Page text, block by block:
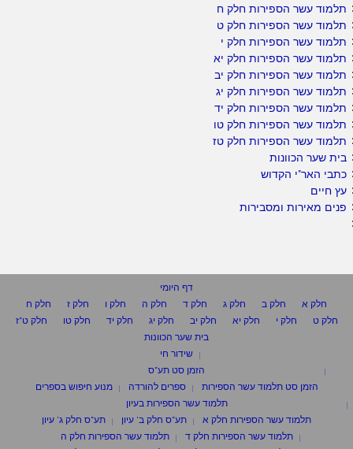
תלמוד עשר הספירות חלק ח
תלמוד עשר הספירות חלק ט
תלמוד עשר הספירות חלק י
תלמוד עשר הספירות חלק יא
תלמוד עשר הספירות חלק יב
תלמוד עשר הספירות חלק יג
תלמוד עשר הספירות חלק יד
תלמוד עשר הספירות חלק טו
תלמוד עשר הספירות חלק טז
בית שער הכוונות
כתבי האר"י הקדוש
עץ חיים
פנים מאירות ומסבירות
דף היומי
חלק א
חלק ב חלק ג חלק ד חלק ה חלק ו חלק ז
חלק ח
חלק ט
חלק י חלק יא חלק יב חלק יג חלק יד חלק טו
חלק ט"ז
בית שער הכוונות
שידור חי
הזמן סט תע"ס
הזמן סט תלמוד עשר הספירות
ספרים להורדה
מנוע חיפוש בספרים
תלמוד עשר הספירות בעיון
תלמוד עשר הספירות חלק א
תע"ס חלק ב' עיון
תע"ס חלק ג' עיון
תלמוד עשר הספירות חלק ד
תלמוד עשר הספירות חלק ה